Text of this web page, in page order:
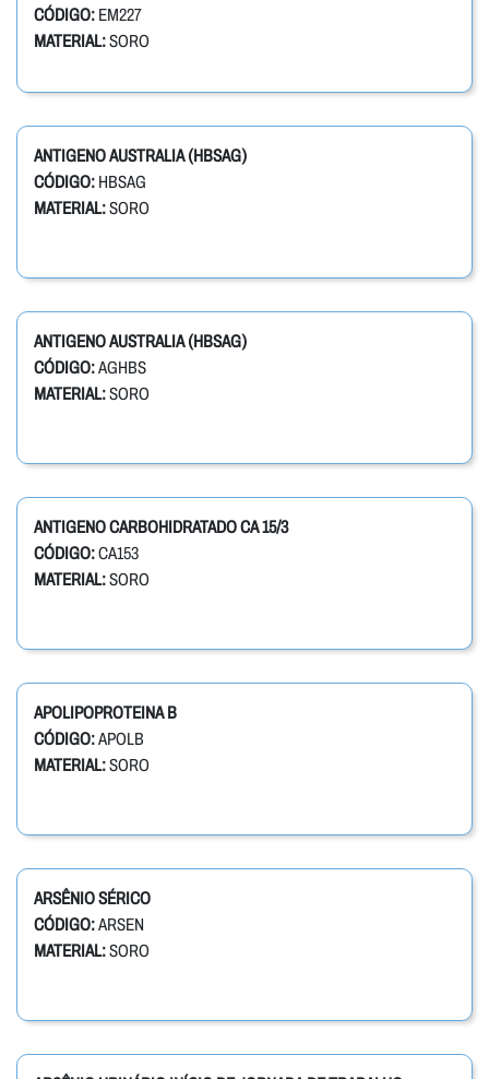
CÓDIGO: EM227
MATERIAL:SORO
ANTIGENO AUSTRALIA (HBSAG)
CÓDIGO: HBSAG
MATERIAL:SORO
ANTIGENO AUSTRALIA (HBSAG)
CÓDIGO:AGHBS
MATERIAL:SORO
ANTIGENO CARBOHIDRATADO CA 15/3
CÓDIGO:CA153
MATERIAL:SORO
APOLIPOPROTEINA B
CÓDIGO:APOLB
MATERIAL:SORO
ARSÊNIO SÉRICO
CÓDIGO:ARSEN
MATERIAL:SORO